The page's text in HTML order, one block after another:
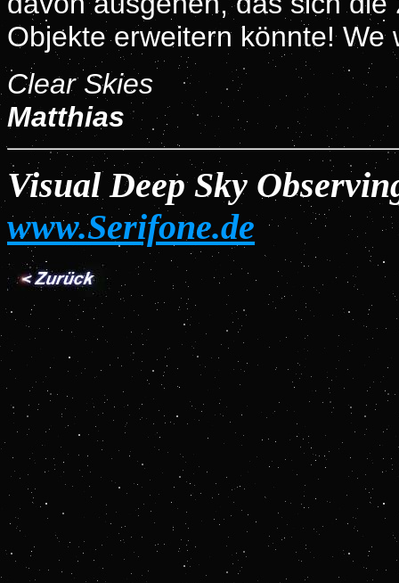
Objekte erweitern könnte! We
Clear Skies
Matthias
Visual Deep Sky
www.Serifone.de